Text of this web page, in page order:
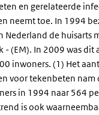
en gerelateerde
neemt toe. In 1994
Nederland de huisarts
- (EM). In 2009 was
inwoners. (1) Het
voor tekenbeten nam
in 1994 naar 564
is ook